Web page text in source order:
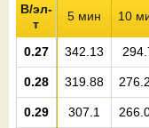
В/эл-
т
5 мин 10
0.27 342.13
0.28 319.88
0.29 307.1